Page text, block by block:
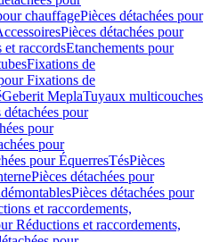
chauffagePièces détachées pour
Pièces détachées pour
et raccordsEtanchements pour
Fixations de
Fixations de
Geberit MeplaTuyaux multicouches
détachées pour
pour
pour
pour ÉquerresTésPièces
Pièces détachées pour
Pièces détachées pour
et raccordements,
Réductions et raccordements,